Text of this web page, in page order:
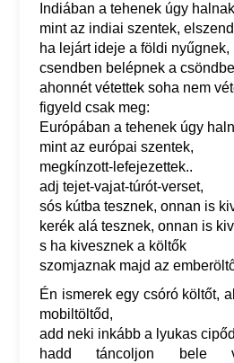
Indiában a tehenek úgy
mint az indiai szentek,
ha lejárt ideje a földi nyűgnek,
csendben belépnek a
ahonnét vétettek soha nem
figyeld csak meg:
Európában a tehenek úgy
mint az európai szentek,
megkínzott-lefejezettek..
adj tejet-vajat-túrót-verset,
sós kútba tesznek, onnan is
kerék alá tesznek, onnan is
s ha kivesznek a költők
szomjaznak majd az
Én ismerek egy csóró költőt,
mobiltöltőd,
add neki inkább a lyukas
hadd táncoljon bele